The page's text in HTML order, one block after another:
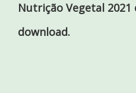
Nutrição Vegetal
download.